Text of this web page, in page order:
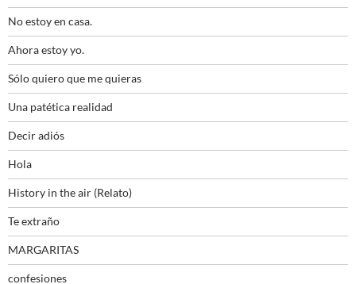
No estoy en casa.
Ahora estoy yo.
Sólo quiero que me quieras
Una patética realidad
Decir adiós
Hola
History in the air (Relato)
Te extraño
MARGARITAS
confesiones